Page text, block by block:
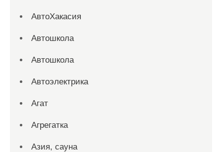
АвтоХакасия
Автошкола
Автошкола
Автоэлектрика
Агат
Агрегатка
Азия, сауна